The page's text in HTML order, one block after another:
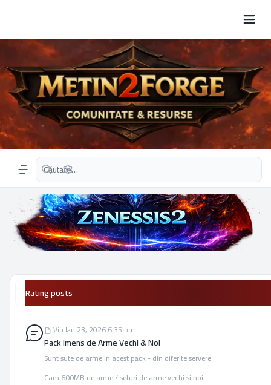
Navigation menu
Căutare avansată
Rating posts
Vin Ian 23, 2026 6:35 pm
Pack imens de Arme Vechi & Noi
Sunt sute de arme in acest pack - din diferite servere
Cam 600MB de arme / seturi de arme vechi si noi.